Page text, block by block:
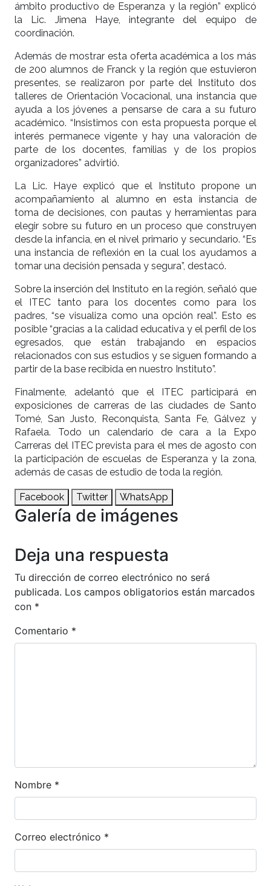
ámbito productivo de Esperanza y la región” explicó
la Lic. Jimena Haye, integrante del equipo de
coordinación.
Además de mostrar esta oferta académica a los más
de 200 alumnos de Franck y la región que estuvieron
presentes, se realizaron por parte del Instituto dos
talleres de Orientación Vocacional, una instancia que
ayuda a los jóvenes a pensarse de cara a su futuro
académico. “Insistimos con esta propuesta porque el
interés permanece vigente y hay una valoración de
parte de los docentes, familias y de los propios
organizadores” advirtió.
La Lic. Haye explicó que el Instituto propone un
acompañamiento al alumno en esta instancia de
toma de decisiones, con pautas y herramientas para
elegir sobre su futuro en un proceso que construyen
desde la infancia, en el nivel primario y secundario. “Es
una instancia de reflexión en la cual los ayudamos a
tomar una decisión pensada y segura”, destacó.
Sobre la inserción del Instituto en la región, señaló que
el ITEC tanto para los docentes como para los
padres, “se visualiza como una opción real”. Esto es
posible “gracias a la calidad educativa y el perfil de los
egresados, que están trabajando en espacios
relacionados con sus estudios y se siguen formando a
partir de la base recibida en nuestro Instituto”.
Finalmente, adelantó que el ITEC participará en
exposiciones de carreras de las ciudades de Santo
Tomé, San Justo, Reconquista, Santa Fe, Gálvez y
Rafaela. Todo un calendario de cara a la Expo
Carreras del ITEC prevista para el mes de agosto con
la participación de escuelas de Esperanza y la zona,
además de casas de estudio de toda la región.
Facebook Twitter WhatsApp
Galería de imágenes
Deja una respuesta
Tu dirección de correo electrónico no será
publicada. Los campos obligatorios están marcados
con *
Comentario *
Nombre *
Correo electrónico *